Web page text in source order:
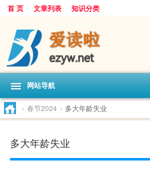
首 页 文章列表 知识分类
网站导航
> 春节2024 > 多大年龄失业
多大年龄失业